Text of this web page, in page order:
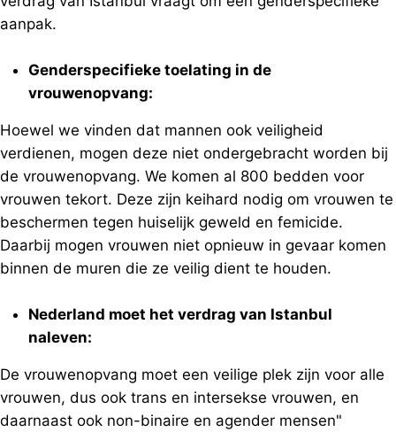
aanpak.
Genderspecifieke toelating in de
vrouwenopvang:
Hoewel we vinden dat mannen ook veiligheid
verdienen, mogen deze niet ondergebracht worden bij
de vrouwenopvang. We komen al 800 bedden voor
vrouwen tekort. Deze zijn keihard nodig om vrouwen te
beschermen tegen huiselijk geweld en femicide.
Daarbij mogen vrouwen niet opnieuw in gevaar komen
binnen de muren die ze veilig dient te houden.
Nederland moet het verdrag van Istanbul
naleven:
De vrouwenopvang moet een veilige plek zijn voor alle
vrouwen, dus ook trans en intersekse vrouwen, en
daarnaast ook non-binaire en agender mensen"